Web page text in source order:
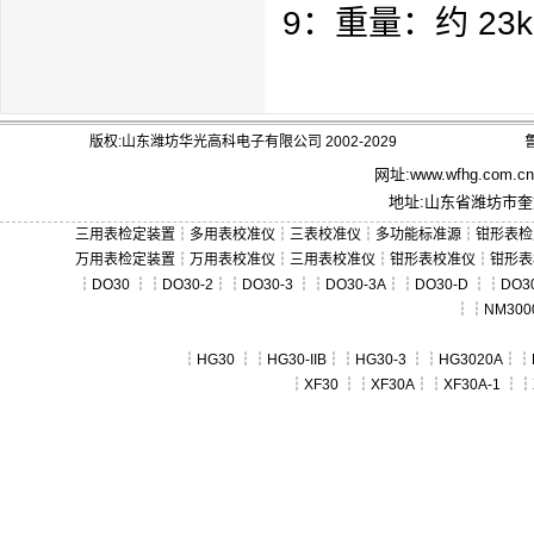
9：重量：约
版权:山东潍坊华光高科电子有限公司 2002-2029
网址:www.wfhg.com.cn
地址:山东省潍坊市
三用表检定装置 ┆ 多用表校准仪 ┆ 三表校准仪 ┆ 多功能标准源 ┆ 钳形表
万用表检定装置 ┆ 万用表校准仪 ┆ 三用表校准仪 ┆ 钳形表校准仪 ┆ 钳形
┆ DO30 ┆┆ DO30-2 ┆┆ DO30-3 ┆┆ DO30-3A ┆┆ DO30-D ┆┆
┆┆
┆ HG30 ┆┆ HG30-IIB ┆┆ HG30-3 ┆┆ HG3020A ┆┆
┆ XF30 ┆┆ XF30A ┆┆ XF30A-1 ┆┆